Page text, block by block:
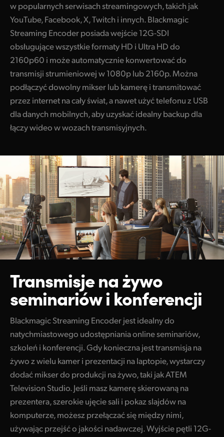
UAE
Ukraine
United Kingdom
w popularnych serwisach streamingowych, takich jak
YouTube, Facebook, X, Twitch i innych. Blackmagic
Streaming Encoder posiada wejście 12G-SDI
obsługujące wszystkie formaty HD i Ultra HD do
2160p60 i może automatycznie konwertować do
transmisji strumieniowej w 1080p lub 2160p. Można
podłączyć dowolny mikser lub kamerę i transmitować
przez internet na cały świat, a nawet użyć telefonu z USB
dla danych mobilnych, aby uzyskać idealny backup dla
łączy wideo w wozach transmisyjnych.
Transmisje na żywo
seminariów i konferencji
Blackmagic Streaming Encoder jest idealny do
natychmiastowego udostępniania online seminariów,
szkoleń i konferencji. Gdy konieczna jest transmisja na
żywo z wielu kamer i prezentacji na laptopie, wystarczy
dodać mikser do produkcji na żywo, taki jak ATEM
Television Studio. Jeśli masz kamerę skierowaną na
prezentera, szerokie ujęcie sali i pokaz slajdów na
komputerze, możesz przełączać się między nimi,
używając przejść o jakości nadawczej. Wyjście pętli 12G-